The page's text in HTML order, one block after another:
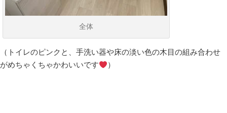
全体
（トイレのピンクと、手洗い器や床の淡い色の木目の組み合わせ
がめちゃくちゃかわいいです
）